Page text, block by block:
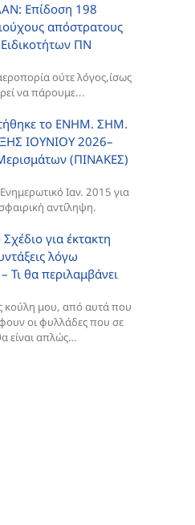
Επίδοση 198
απόστρατους
ΠΝ
ούτε λόγος,ίσως
να πάρουμε...
το ENHM. ΣΗΜ.
ΙΟΥΝΙΟΥ 2026–
(ΠΙΝΑΚΕΣ)
Ιαν. 2015 για
αντίληψη.
Σχέδιο για έκτακτη
λόγω
Τι θα περιλαμβάνει
κούλη μου, από αυτά που
οι φυλλάδες που σε
είναι απλώς…